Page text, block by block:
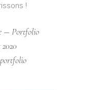
!
Portfolio
portfolio